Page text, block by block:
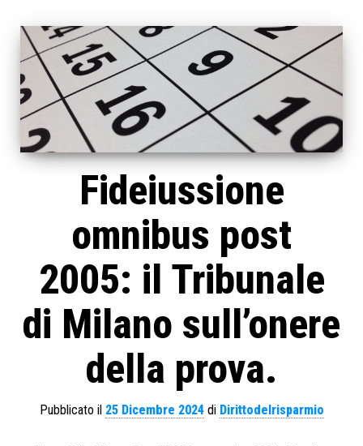
Fideiussione
omnibus post
2005: il Tribunale
di Milano sull’onere
della prova.
Pubblicato il 25 Dicembre 2024di Dirittodelrisparmio